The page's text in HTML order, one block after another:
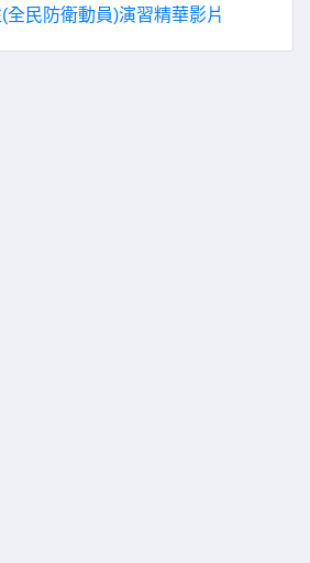
全民防衛動員)演習精華影片